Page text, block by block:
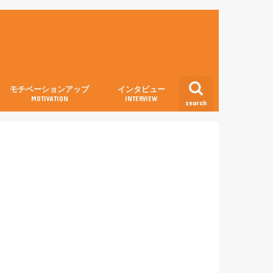
search
モチベーションアップ
MOTIVATION
インタビュー
INTERVIEW